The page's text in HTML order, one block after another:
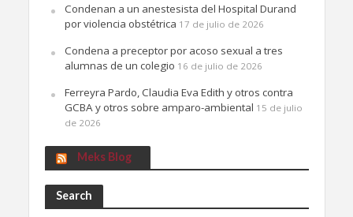
Condenan a un anestesista del Hospital Durand
por violencia obstétrica 17 de julio de 2026
Condena a preceptor por acoso sexual a tres
alumnas de un colegio 16 de julio de 2026
Ferreyra Pardo, Claudia Eva Edith y otros contra
GCBA y otros sobre amparo-ambiental 15 de julio
de 2026
Meks Blog
Search